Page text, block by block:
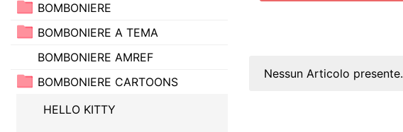
BOMBONIERE
BOMBONIERE A TEMA
BOMBONIERE AMREF
BOMBONIERE CARTOONS
HELLO KITTY
Nessun Articolo presente.